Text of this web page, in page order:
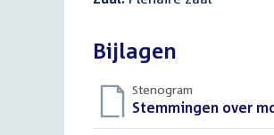
Bijlagen
Stenogram
Download
bestand:
Stemmingen over